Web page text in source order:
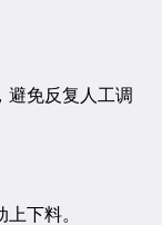
避免反复人工调
下料。